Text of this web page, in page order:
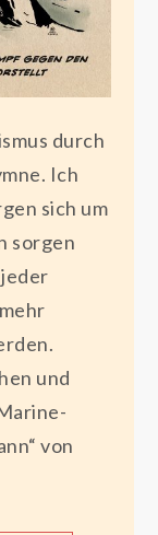
durch
Ich
sich um
sorgen
und
von